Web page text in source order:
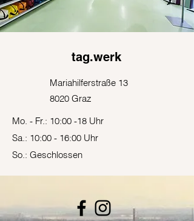
tag.werk
Mariahilferstraße 13
8020 Graz
Mo. - Fr.: 10:00 -18 Uhr
Sa.: 10:00 - 16:00 Uhr
So.: Geschlossen